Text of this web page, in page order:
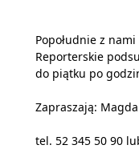
Popołudnie z nami
Reporterskie
do piątku po
Zapraszają:
tel. 52 345 50 90